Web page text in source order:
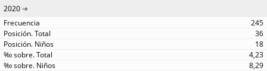
2020
245
36
18
4,23
8,29